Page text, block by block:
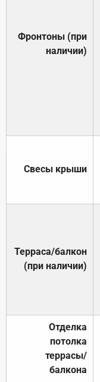
Фронтоны (при
наличии)
Свесы крыши
Терраса/балкон
(при наличии)
Отделка
потолка
террасы/
балкона